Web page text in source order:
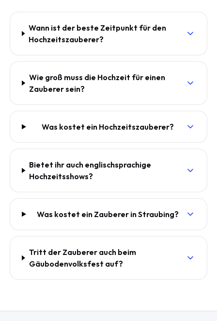
Wann ist der beste Zeitpunkt für den
Hochzeitszauberer?
Wie groß muss die Hochzeit für einen
Zauberer sein?
Was kostet ein Hochzeitszauberer?
Bietet ihr auch englischsprachige
Hochzeitsshows?
Was kostet ein Zauberer in Straubing?
Tritt der Zauberer auch beim
Gäubodenvolksfest auf?